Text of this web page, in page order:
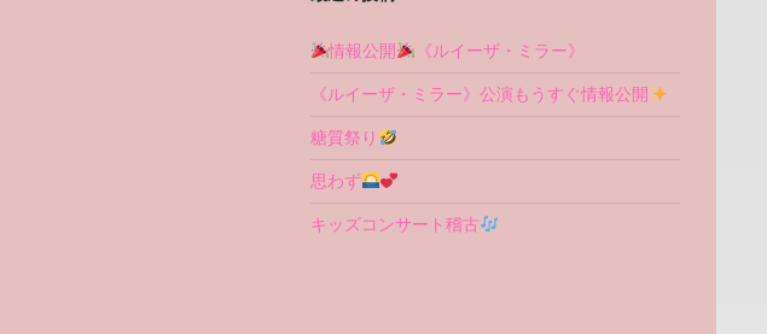
情報公開 《ルイーザ・ミラー》
《ルイーザ・ミラー》公演もうすぐ情報公開
糖質祭り
思わず
キッズコンサート稽古